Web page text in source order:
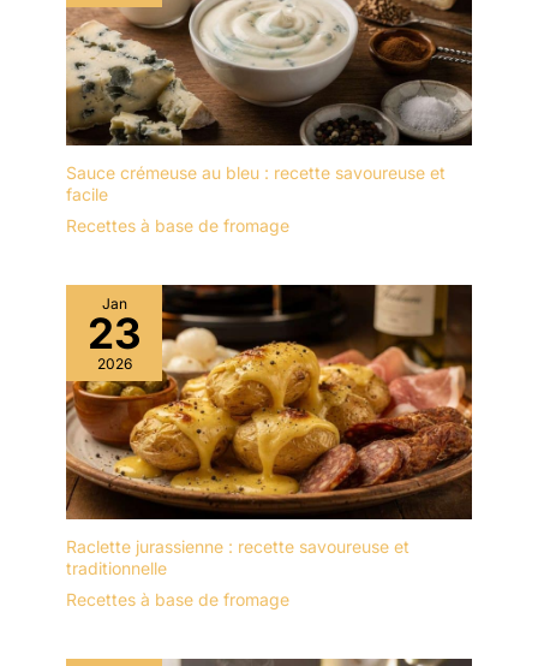
Sauce crémeuse au bleu : recette savoureuse et
facile
Recettes à base de fromage
Jan
23
2026
Raclette jurassienne : recette savoureuse et
traditionnelle
Recettes à base de fromage